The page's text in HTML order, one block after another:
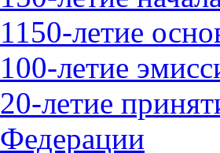
1150-летие
100-летие
20-летие
Федерации